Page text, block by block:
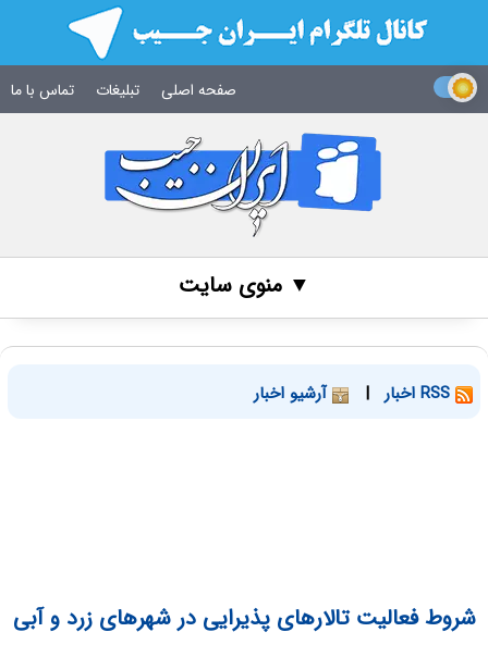
صفحه اصلی تبلیغات تماس با ما
▼ منوی سایت
| آرشیو اخبار
شروط فعالیت تالارهای پذیرایی در شهرهای زرد و آبی